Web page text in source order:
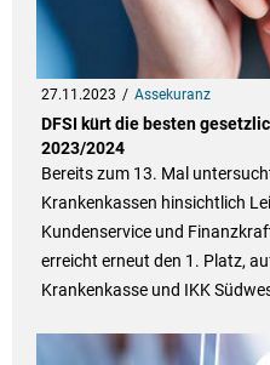
27.11.2023 Assekuranz
DFSI kürt die besten
2023/2024
Bereits zum 13. Mal
Krankenkassen hinsichtlich
Kundenservice und
erreicht erneut den 1. Platz,
Krankenkasse und IKK